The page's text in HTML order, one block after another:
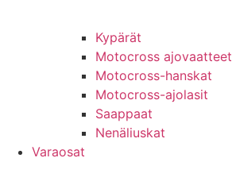
Kypärät
Motocross ajovaatteet
Motocross-hanskat
Motocross-ajolasit
Saappaat
Nenäliuskat
Varaosat